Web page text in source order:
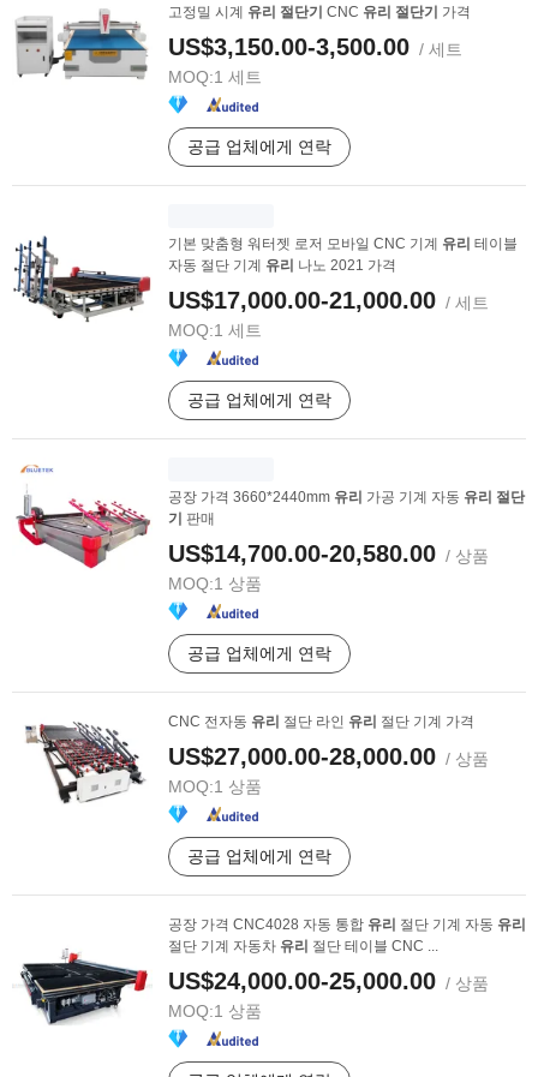
고정밀 시계 유리 절단기 CNC 유리 절단기 가격
US$3,150.00-3,500.00 / 세트
MOQ:1 세트
공급 업체에게 연락
기본 맞춤형 워터젯 로저 모바일 CNC 기계 유리 테이블
자동 절단 기계 유리 나노 2021 가격
US$17,000.00-21,000.00 / 세트
MOQ:1 세트
공급 업체에게 연락
공장 가격 3660*2440mm 유리 가공 기계 자동 유리 절단
기
판매
US$14,700.00-20,580.00 / 상품
MOQ:1 상품
공급 업체에게 연락
CNC 전자동 유리 절단 라인 유리 절단 기계 가격
US$27,000.00-28,000.00 / 상품
MOQ:1 상품
공급 업체에게 연락
공장 가격 CNC4028 자동 통합 유리 절단 기계 자동 유리
절단 기계 자동차 유리 절단 테이블 CNC ...
US$24,000.00-25,000.00 / 상품
MOQ:1 상품